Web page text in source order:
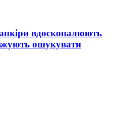
вдосконалюють
ошукувати